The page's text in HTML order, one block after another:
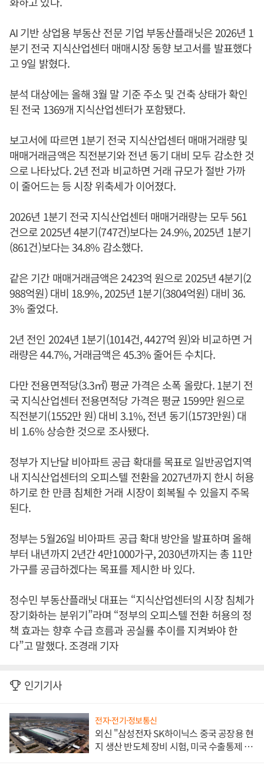
AI 기반 상업용 부동산 전문 기업 부동산플래닛은 2026년 1
분기 전국 지식산업센터 매매시장 동향 보고서를 발표했다
고 9일 밝혔다.
분석 대상에는 올해 3월 말 기준 주소 및 건축 상태가 확인
된 전국 1369개 지식산업센터가 포함됐다.
보고서에 따르면 1분기 전국 지식산업센터 매매거래량 및
매매거래금액은 직전분기와 전년 동기 대비 모두 감소한 것
으로 나타났다. 2년 전과 비교하면 거래 규모가 절반 가까
이 줄어드는 등 시장 위축세가 이어졌다.
2026년 1분기 전국 지식산업센터 매매거래량는 모두 561
건으로 2025년 4분기(747건)보다는 24.9%, 2025년 1분기
(861건)보다는 34.8% 감소했다.
같은 기간 매매거래금액은 2423억 원으로 2025년 4분기(2
988억원) 대비 18.9%, 2025년 1분기(3804억원) 대비 36.
3% 줄었다.
2년 전인 2024년 1분기(1014건, 4427억 원)와 비교하면 거
래량은 44.7%, 거래금액은 45.3% 줄어든 수치다.
다만 전용면적당(3.3㎡) 평균 가격은 소폭 올랐다. 1분기 전
국 지식산업센터 전용면적당 가격은 평균 1599만 원으로
직전분기(1552만 원) 대비 3.1%, 전년 동기(1573만원) 대
비 1.6% 상승한 것으로 조사됐다.
정부가 지난달 비아파트 공급 확대를 목표로 일반공업지역
내 지식산업센터의 오피스텔 전환을 2027년까지 한시 허용
하기로 한 만큼 침체한 거래 시장이 회복될 수 있을지 주목
된다.
정부는 5월26일 비아파트 공급 확대 방안을 발표하며 올해
부터 내년까지 2년간 4만1000가구, 2030년까지는 총 11만
가구를 공급하겠다는 목표를 제시한 바 있다.
정수민 부동산플래닛 대표는 “지식산업센터의 시장 침체가
장기화하는 분위기”라며 “정부의 오피스텔 전환 허용의 정
책 효과는 향후 수급 흐름과 공실률 추이를 지켜봐야 한
다”고 말했다. 조경래 기자
인기기사
전자·전기·정보통신
외신 "삼성전자 SK하이닉스 중국 공장용 현
지 생산 반도체 장비 시험, 미국 수출통제 대